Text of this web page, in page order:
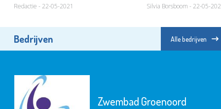
Redactie - 22-05-2021 Silvia Borsboom - 22-05-
Bedrijven Alle bedrijven
Zwembad Groenoord